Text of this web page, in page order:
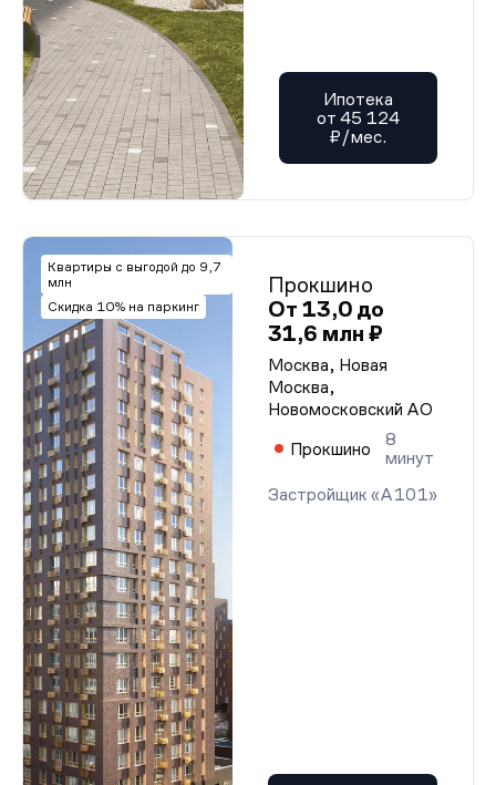
Ипотека
от 45 124
₽/мес.
Квартиры с выгодой до 9,7
млн
Скидка 10% на паркинг
Прокшино
От 13,0 до
31,6 млн ₽
Москва, Новая
Москва,
Новомосковский АО
Прокшино
8
минут
Застройщик «А101»